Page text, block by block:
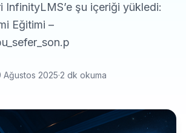
InfinityLMS’e şu içeriği yükledi:
Eğitimi –
Ağustos 2025·2 dk okuma